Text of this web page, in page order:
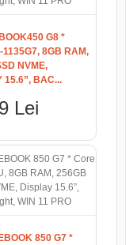
G8 *
1135G7, 8GB RAM,
NVME,
15.6”, BAC...
Lei
850 G7 *